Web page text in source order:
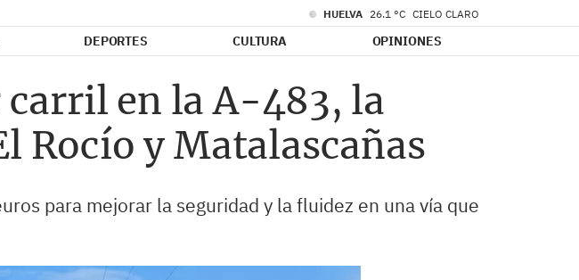
HUELVA 26.1 °C CIELO CLARO
DEPORTES CULTURA OPINIONES
carril en la A-483, la
Rocío y Matalascañas
para mejorar la seguridad y la fluidez en una vía que